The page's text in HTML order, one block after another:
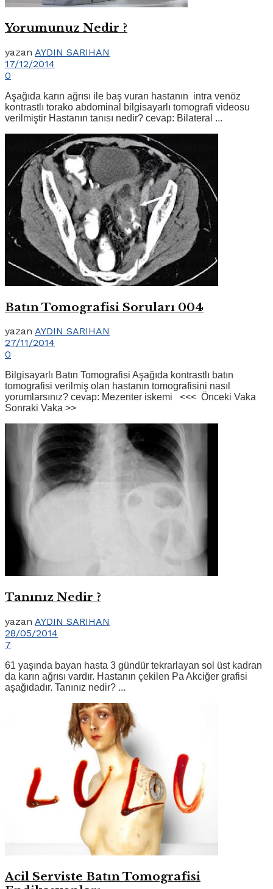
Yorumunuz Nedir ?
yazan AYDIN SARIHAN
17/12/2014
0
Aşağıda karın ağrısı ile baş vuran hastanın intra venöz
kontrastlı torako abdominal bilgisayarlı tomografi videosu
verilmiştir Hastanın tanısı nedir? cevap: Bilateral ...
Batın Tomografisi Soruları 004
yazan AYDIN SARIHAN
27/11/2014
0
Bilgisayarlı Batın Tomografisi Aşağıda kontrastlı batın
tomografisi verilmiş olan hastanın tomografisini nasıl
yorumlarsınız? cevap: Mezenter iskemi <<< Önceki Vaka
Sonraki Vaka >>
Tanınız Nedir ?
yazan AYDIN SARIHAN
28/05/2014
7
61 yaşında bayan hasta 3 gündür tekrarlayan sol üst kadran
da karın ağrısı vardır. Hastanın çekilen Pa Akciğer grafisi
aşağıdadır. Tanınız nedir? ...
Acil Serviste Batın Tomografisi